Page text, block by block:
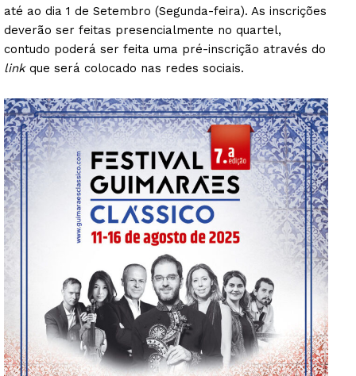
até ao dia 1 de Setembro (Segunda-feira). As inscrições
deverão ser feitas presencialmente no quartel,
contudo poderá ser feita uma pré-inscrição através do
linkque será colocado nas redes sociais.